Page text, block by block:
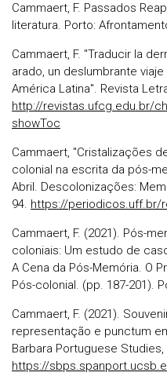
Cammaert, F. Passados
literatura. Porto:
Cammaert, F. "Traducir la
arado, un deslumbrante
América Latina". Revista
http://revistas.ufcg.edu.br/
showToc
Cammaert, "Cristalizações
colonial na escrita da pós-
Abril. Descolonizações:
94. https://periodicos.uff.br/
Cammaert, F. (2021). Pós-
coloniais: Um estudo de
A Cena da Pós-Memória. O
Pós-colonial. (pp. 187-201).
Cammaert, F. (2021).
representação e punctum
Barbara Portuguese Studies,
https://